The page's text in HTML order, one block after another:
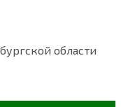
области